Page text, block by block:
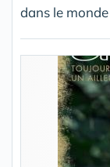
dans le monde